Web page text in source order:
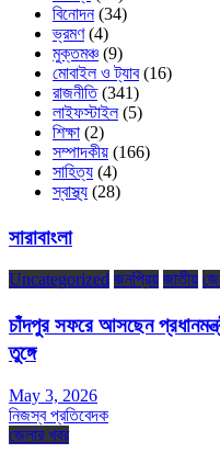
বিনোদন(34)
ভ্রমণ(4)
মুক্তমঞ্চ (9)
মোবাইল ও ট্যাব(16)
রাজনীতি(341)
লাইফস্টাইল(5)
শিক্ষা (2)
সম্পাদকীয় (166)
সাহিত্য (4)
স্বাস্থ্য (28)
সারাবাংলা
Uncategorized জনপ্রিয় জাতীয়
চাঁদপুর সফরে আসছেন
তুঙ্গে
May 3, 2026
নিজস্ব প্রতিবেদক
জেলার খবর